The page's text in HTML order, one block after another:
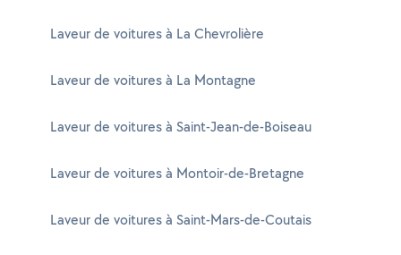
Laveur de voitures à La Chevrolière
Laveur de voitures à La Montagne
Laveur de voitures à Saint-Jean-de-Boiseau
Laveur de voitures à Montoir-de-Bretagne
Laveur de voitures à Saint-Mars-de-Coutais